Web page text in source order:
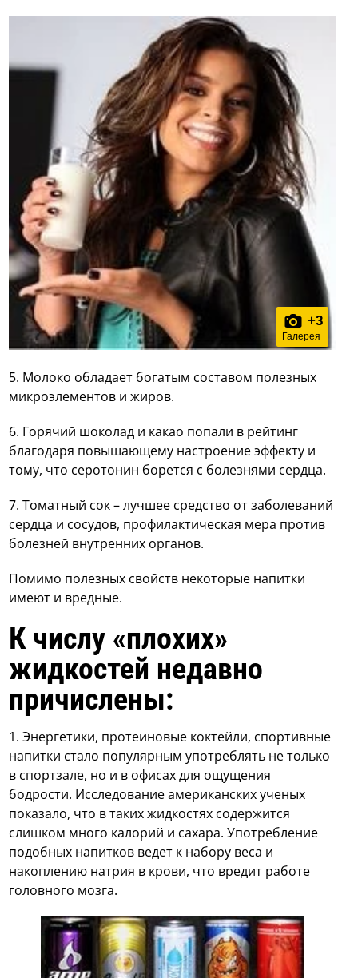
+3
Галерея
5. Молоко обладает богатым составом полезных
микроэлементов и жиров.
6. Горячий шоколад и какао попали в рейтинг
благодаря повышающему настроение эффекту и
тому, что серотонин борется с болезнями сердца.
7. Томатный сок– лучшее средство от заболеваний
сердца и сосудов, профилактическая мера против
болезней внутренних органов.
Помимо полезных свойств некоторые напитки
имеют и вредные.
К числу «плохих»
жидкостей недавно
причислены:
1. Энергетики, протеиновые коктейли, спортивные
напитки стало популярным употреблять не только
в спортзале, но и в офисах для ощущения
бодрости. Исследование американских ученых
показало, что в таких жидкостях содержится
слишком много калорий и сахара. Употребление
подобных напитков ведет к набору веса и
накоплению натрия в крови, что вредит работе
головного мозга.